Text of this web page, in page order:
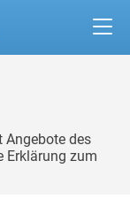
Angebote des
Erklärung zum